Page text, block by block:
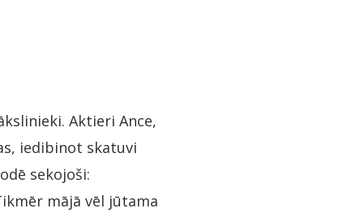
Aktieri Ance,
iedibinot skatuvi
sekojoši:
mājā vēl jūtama